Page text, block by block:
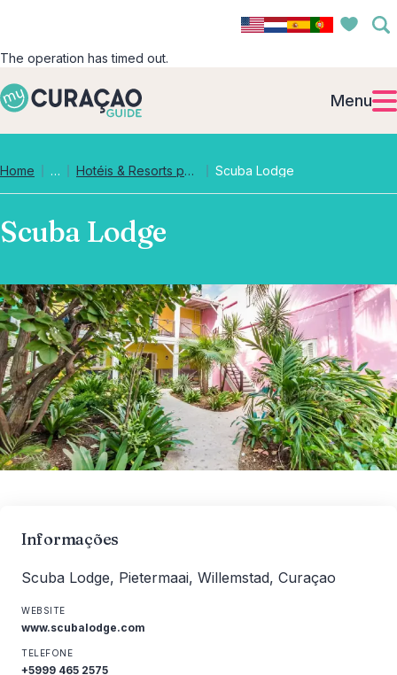
The operation has timed out.
Menu
Home … Collapsed breadcrumb levels
Hotéis & Resorts para Famílias Scuba Lodge
Scuba Lodge
Informações
Scuba Lodge, Pietermaai, Willemstad, Curaçao
WEBSITE
www.scubalodge.com
TELEFONE
+5999 465 2575